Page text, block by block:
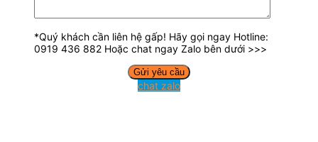
*Quý khách cần liên hệ gấp! Hãy gọi ngay Hotline:
0919 436 882 Hoặc chat ngay Zalo bên dưới >>>
chat zalo